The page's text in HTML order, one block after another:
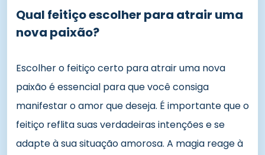
Qual feitiço escolher para atrair uma
nova paixão?
Escolher o feitiço certo para atrair uma nova
paixão é essencial para que você consiga
manifestar o amor que deseja. É importante que o
feitiço reflita suas verdadeiras intenções e se
adapte à sua situação amorosa. A magia reage à